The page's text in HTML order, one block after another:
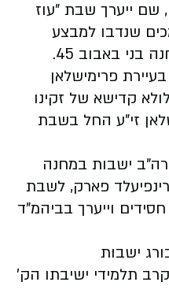
שם ייערך שבת "עוז
שנדבו למבצע
באבוב 45.
פרימישלאן
קדישא של זקינו
זי"ע החל בשבת
ישבות במחנה
פארק, לשבת
וייערך בביהמ"ד
ישבות
תלמידי ישיבתו הק'